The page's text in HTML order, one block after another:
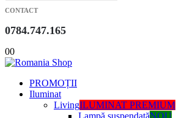
CONTACT
0784.747.165
00
PROMOȚII
Iluminat
LivingILUMINAT PREMIUM
Lampă suspendatăNOU